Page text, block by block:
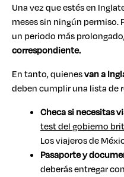
Una vez que estés en
meses sin ningún permiso.
un periodo más
correspondiente.
En tanto, quienesvan a
deben cumplir una lista de
Checa si necesitas
test del gobierno
Los viajeros de
Pasaporte y
deberás entregar